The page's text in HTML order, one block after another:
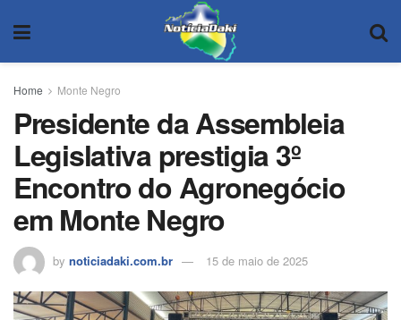
Home Monte Negro
Presidente da Assembleia
Legislativa prestigia 3º
Encontro do Agronegócio
em Monte Negro
by noticiadaki.com.br 15 de maio de 2025